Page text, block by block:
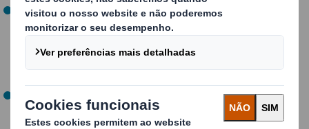
As descargas eletrostáticas (ESD)podem danificar ou
degradar os componentes eletrónicos, afetando o seu
desempenho e reduzindo a sua vida útil. Mesmo uma
descarga impercetível pode causar falhas nos circuitos
integrados.
Durante o transporte, os produtos eletrónicos podem
ser expostos avibrações, choques e movimentos